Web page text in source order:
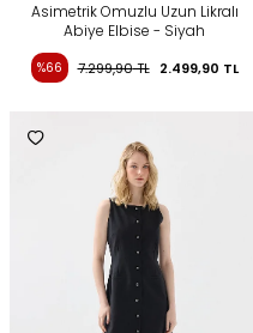
Asimetrik Omuzlu Uzun Likralı
Abiye Elbise - Siyah
%66 7.299,90TL 2.499,90 TL